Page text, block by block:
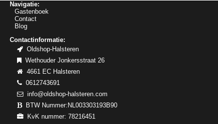
Navigatie:
Gastenboek
Contact
Blog
Contactinformatie:
Oldshop-Halsteren
Wethouder Jonkersstraat 26
4661 EC Halsteren
0612743691
info@oldshop-halsteren.com
BTW Nummer:NL003303193B90
KvK nummer: 78216451